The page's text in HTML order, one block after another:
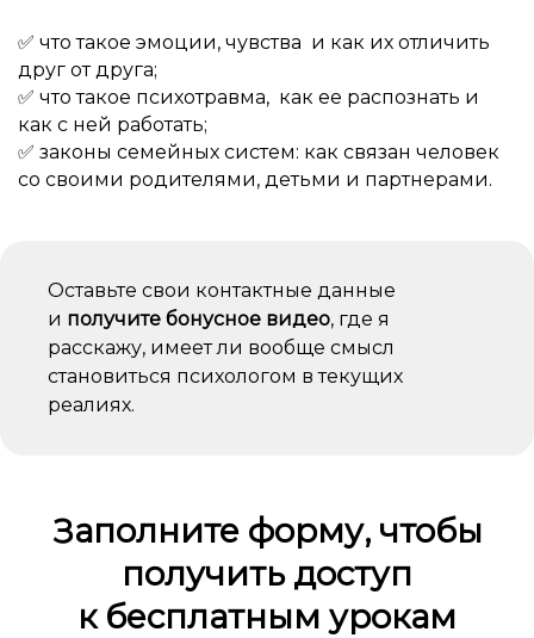
✅ что такое эмоции, чувства и как их отличить
друг от друга;
✅ что такое психотравма, как ее распознать и
как с ней работать;
✅ законы семейных систем: как связан человек
со своими родителями, детьми и партнерами.
Оставьте свои контактные данные
и получите бонусное видео, где я
расскажу, имеет ли вообще смысл
становиться психологом в текущих
реалиях.
Заполните форму, чтобы
получить доступ
к бесплатным урокам